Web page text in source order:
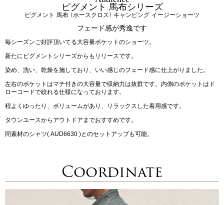
ピグメント 馬布シリーズ
ピグメント 馬布 (ホースクロス) キャンピング イージーショーツ
フェード感が秀逸です
毎シーズンご好評頂いてる大容量ポケットのショーツ。
新たにピグメントシリーズからもリリースです。
染め、洗い、乾燥を施しており、いい感じのフェード感に仕上がりました。
左右のポケットはマチ付きの大容量で収納力は抜群です。内側のポケットはド
ローコードで絞れる仕様になっております。
程よくゆったり、ボリュームがあり、リラックスした着用感です。
タウンユースからアウトドアまでおすすめです。
同素材のシャツ( AUD6630 )とのセットアップも可能。
Coordinate